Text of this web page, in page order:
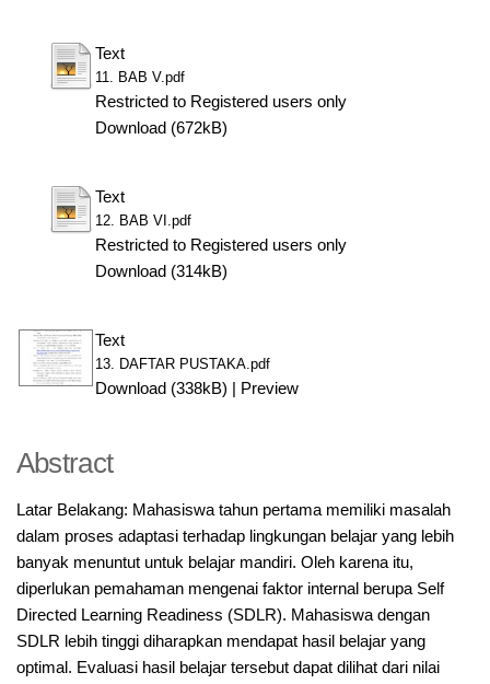
Text
11. BAB V.pdf
Restricted to Registered users only
Download (672kB)
Text
12. BAB VI.pdf
Restricted to Registered users only
Download (314kB)
Text
13. DAFTAR PUSTAKA.pdf
Download (338kB) Preview
Abstract
Latar Belakang: Mahasiswa tahun pertama memiliki masalah
dalam proses adaptasi terhadap lingkungan belajar yang lebih
banyak menuntut untuk belajar mandiri. Oleh karena itu,
diperlukan pemahaman mengenai faktor internal berupa Self
Directed Learning Readiness (SDLR). Mahasiswa dengan
SDLR lebih tinggi diharapkan mendapat hasil belajar yang
optimal. Evaluasi hasil belajar tersebut dapat dilihat dari nilai